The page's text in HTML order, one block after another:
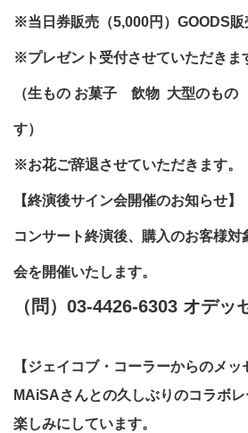
※当日券販売（5,000円）GOODS
※プレゼント受付させていただきま
（生もの お菓子 飲物 大型のもの
す）
※お花ご辞退させていただきます。
【終演後サイン会開催のお知らせ】
コンサート終演後、購入のお客様対
会を開催いたします。
（問）03-4426-6303 オデッ
【ジェイコブ・コーラーからのメッ
MAiSAさんとの久しぶりのコラボ
楽しみにしています。